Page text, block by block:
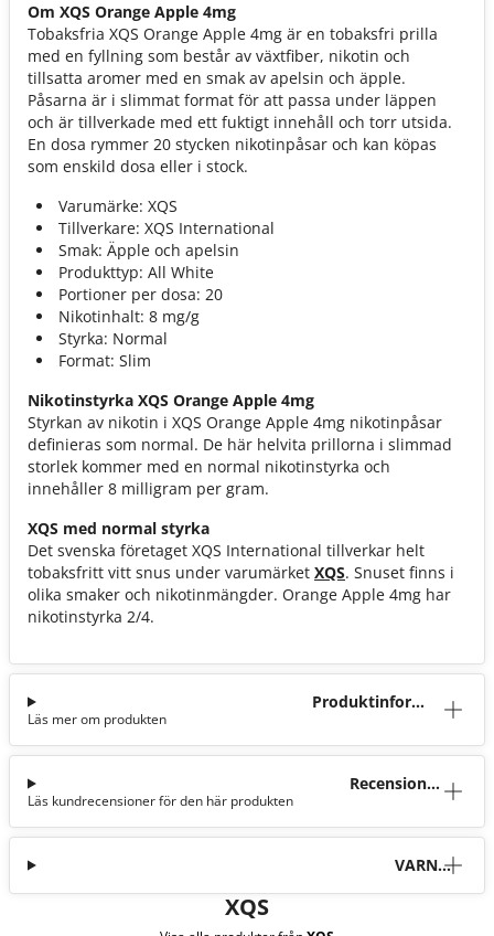
Om XQS Orange Apple 4mg
Tobaksfria XQS Orange Apple 4mg är en tobaksfri prilla
med en fyllning som består av växtfiber, nikotin och
tillsatta aromer med en smak av apelsin och äpple.
Påsarna är i slimmat format för att passa under läppen
och är tillverkade med ett fuktigt innehåll och torr utsida.
En dosa rymmer 20 stycken nikotinpåsar och kan köpas
som enskild dosa eller i stock.
Varumärke: XQS
Tillverkare: XQS International
Smak: Äpple och apelsin
Produkttyp: All White
Portioner per dosa: 20
Nikotinhalt: 8 mg/g
Styrka: Normal
Format: Slim
Nikotinstyrka XQS Orange Apple 4mg
Styrkan av nikotin i XQS Orange Apple 4mg nikotinpåsar
definieras som normal. De här helvita prillorna i slimmad
storlek kommer med en normal nikotinstyrka och
innehåller 8 milligram per gram.
XQS med normal styrka
Det svenska företaget XQS International tillverkar helt
tobaksfritt vitt snus under varumärket XQS. Snuset finns i
olika smaker och nikotinmängder. Orange Apple 4mg har
nikotinstyrka 2/4.
Produktinforma
Läs mer om produkten
Recensioner
Läs kundrecensioner för den här produkten
VARNI
XQS